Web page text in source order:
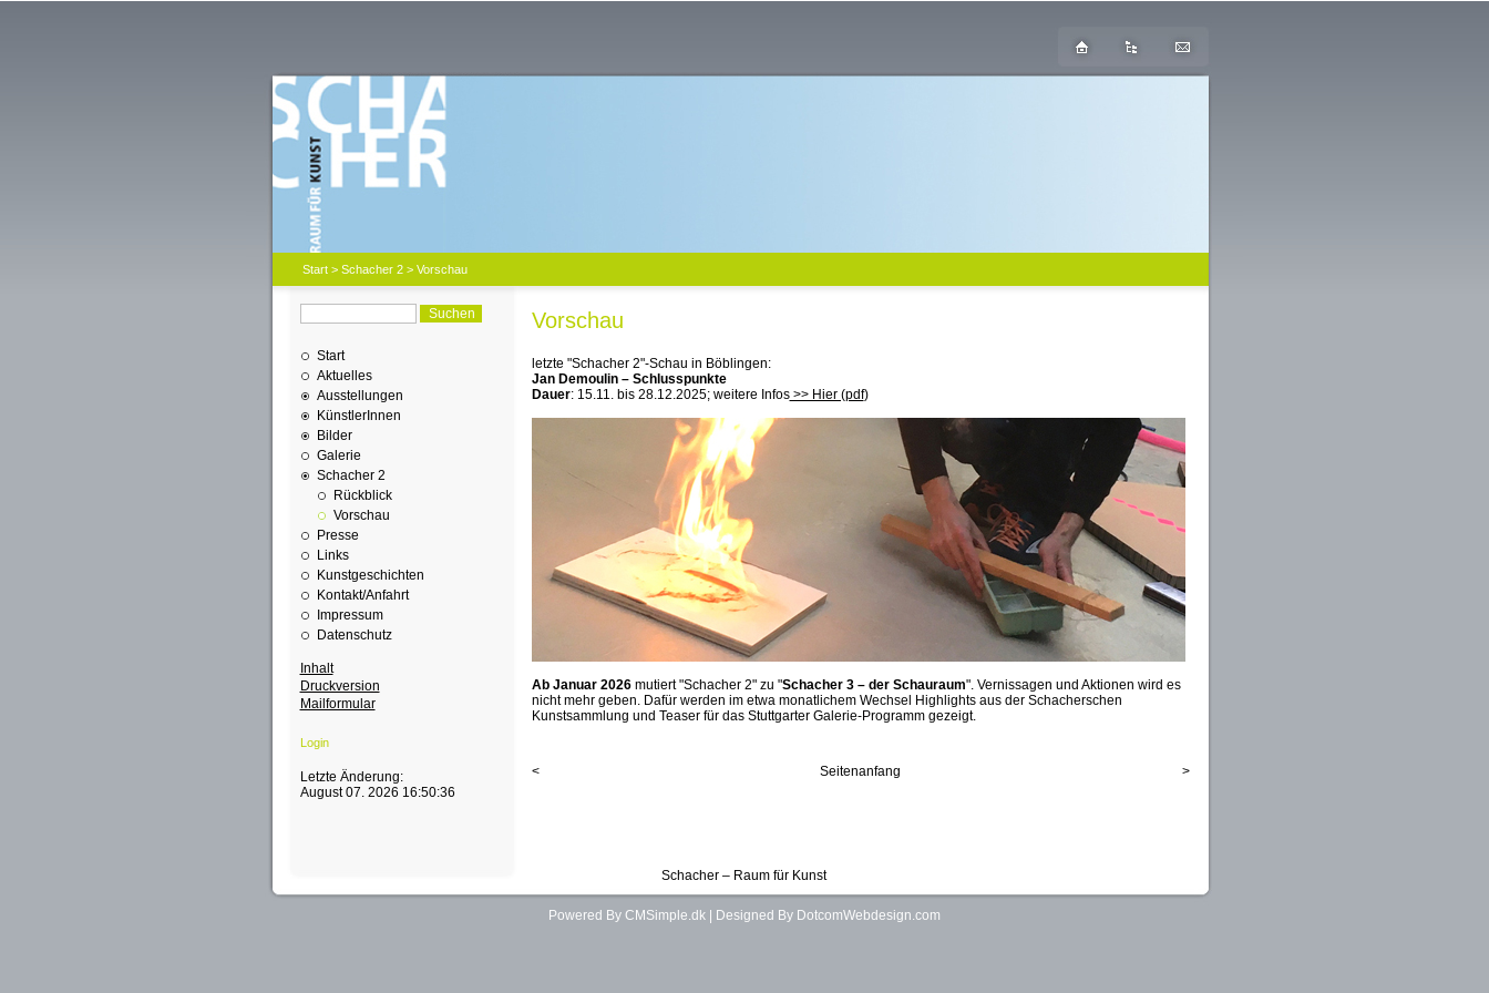
Start> Schacher 2> Vorschau
Start
Aktuelles
Ausstellungen
KünstlerInnen
Bilder
Galerie
Schacher 2
Rückblick
Vorschau
Presse
Links
Kunstgeschichten
Kontakt/Anfahrt
Impressum
Datenschutz
Inhalt
Druckversion
Mailformular
Login
Letzte Änderung:
August 07. 2026 16:50:36
Vorschau
letzte "Schacher 2"-Schau in Böblingen:
Jan Demoulin – Schlusspunkte
Dauer: 15.11. bis 28.12.2025; weitere Infos>> Hier (pdf)
Ab Januar 2026mutiert "Schacher 2" zu "Schacher 3 – der Schauraum". Vernissagen und Aktionen wird es
nicht mehr geben. Dafür werden im etwa monatlichem Wechsel Highlights aus der Schacherschen
Kunstsammlung und Teaser für das Stuttgarter Galerie-Programm gezeigt.
< Seitenanfang >
Schacher – Raum für Kunst
Powered By CMSimple.dk | Designed By DotcomWebdesign.com